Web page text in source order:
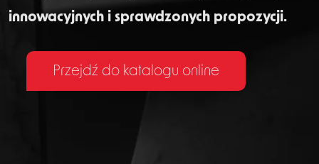
innowacyjnych i sprawdzonych propozycji.
Przejdź do katalogu online